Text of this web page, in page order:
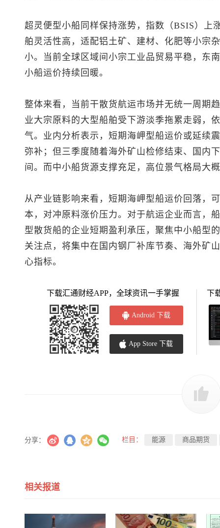
超灵便型小船同样保持涨势，指数（BSIS）上
舶灵活性高，适配铝土矿、建材、化肥等小宗
小。当前全球区域间小宗工业品贸易平稳，东
小船运价持续回暖。
整体来看，当前干散货航运市场并无统一周期
业大宗原料的大型船舶受下游淡季拖累走弱，
气。业内分析表示，短期海岬型船运价或延续
弥补；但三季度随着海外矿山检修结束、国内
间。而中小船货源支撑充足，高位景气格局大
从产业链影响来看，短期海岬型船运价回落，
本，对冲原料涨价压力。对于航运企业而言，
型散货船的企业短期盈利承压，聚焦中小船型
关注点，将集中在国内钢厂补库节奏、海外矿
心指标。
下载汇通财经APP，全球资讯一手掌握
Android 下载
App Store 下载
下
分享： 栏目： 能源 商品期货
相关报道